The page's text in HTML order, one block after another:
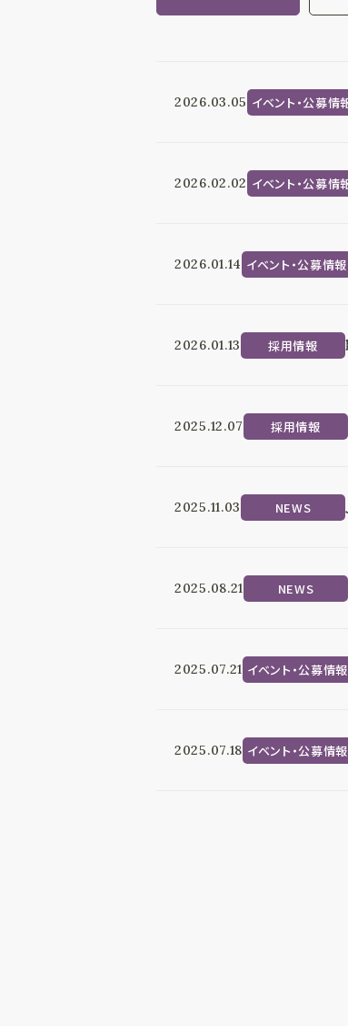
2026.03.05 イベント・公募情
2026.02.02 イベント・公募情
2026.01.14 イベント・公募情報
2026.01.13 採用情報
2025.12.07 採用情報
2025.11.03 NEWS
2025.08.21 NEWS
2025.07.21 イベント・公募情報
2025.07.18 イベント・公募情報